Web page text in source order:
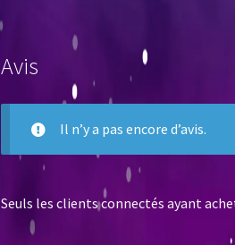
Avis
Il n’y a pas encore d’avis.
Seuls les clients connectés ayant